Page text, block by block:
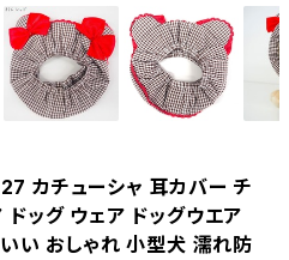
カチューシャ 耳カバー チ
ドッグ ウェア ドッグウエア
い おしゃれ 小型犬 濡れ防